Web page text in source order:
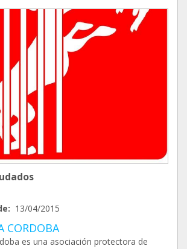
13/04/2015
CORDOBA
es una asociación protectora de